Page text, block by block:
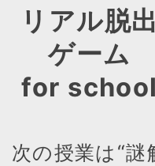
リアル脱
ゲーム
for
次の授業は“謎